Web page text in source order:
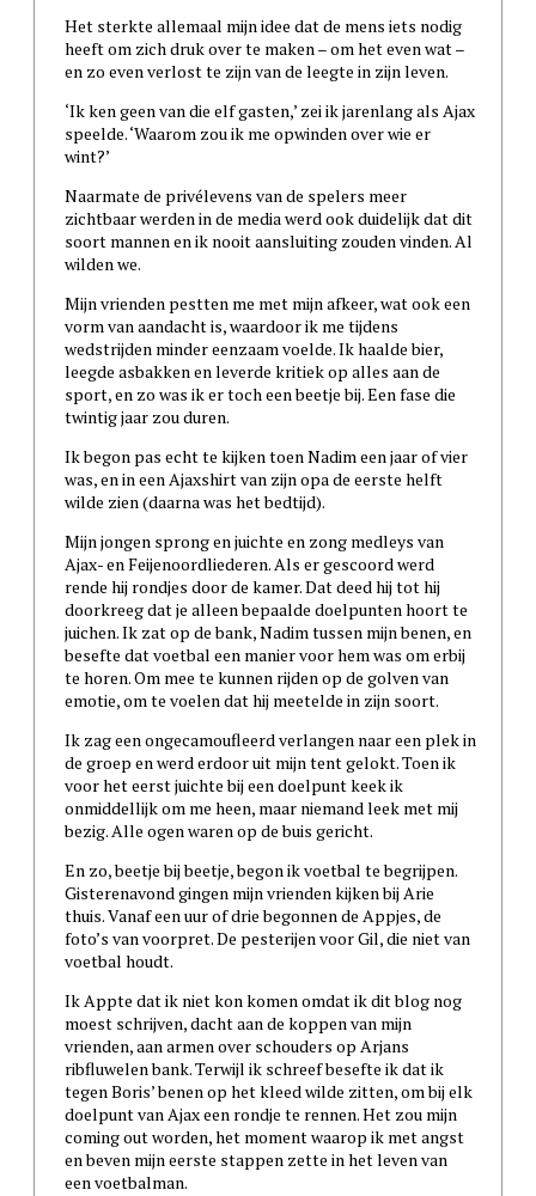
Het sterkte allemaal mijn idee dat de mens iets nodig
heeft om zich druk over te maken – om het even wat –
en zo even verlost te zijn van de leegte in zijn leven.
‘Ik ken geen van die elf gasten,’ zei ik jarenlang als Ajax
speelde. ‘Waarom zou ik me opwinden over wie er
wint?’
Naarmate de privélevens van de spelers meer
zichtbaar werden in de media werd ook duidelijk dat dit
soort mannen en ik nooit aansluiting zouden vinden. Al
wilden we.
Mijn vrienden pestten me met mijn afkeer, wat ook een
vorm van aandacht is, waardoor ik me tijdens
wedstrijden minder eenzaam voelde. Ik haalde bier,
leegde asbakken en leverde kritiek op alles aan de
sport, en zo was ik er toch een beetje bij. Een fase die
twintig jaar zou duren.
Ik begon pas echt te kijken toen Nadim een jaar of vier
was, en in een Ajaxshirt van zijn opa de eerste helft
wilde zien (daarna was het bedtijd).
Mijn jongen sprong en juichte en zong medleys van
Ajax- en Feijenoordliederen. Als er gescoord werd
rende hij rondjes door de kamer. Dat deed hij tot hij
doorkreeg dat je alleen bepaalde doelpunten hoort te
juichen. Ik zat op de bank, Nadim tussen mijn benen, en
besefte dat voetbal een manier voor hem was om erbij
te horen. Om mee te kunnen rijden op de golven van
emotie, om te voelen dat hij meetelde in zijn soort.
Ik zag een ongecamoufleerd verlangen naar een plek in
de groep en werd erdoor uit mijn tent gelokt. Toen ik
voor het eerst juichte bij een doelpunt keek ik
onmiddellijk om me heen, maar niemand leek met mij
bezig. Alle ogen waren op de buis gericht.
En zo, beetje bij beetje, begon ik voetbal te begrijpen.
Gisterenavond gingen mijn vrienden kijken bij Arie
thuis. Vanaf een uur of drie begonnen de Appjes, de
foto’s van voorpret. De pesterijen voor Gil, die niet van
voetbal houdt.
Ik Appte dat ik niet kon komen omdat ik dit blog nog
moest schrijven, dacht aan de koppen van mijn
vrienden, aan armen over schouders op Arjans
ribfluwelen bank. Terwijl ik schreef besefte ik dat ik
tegen Boris’ benen op het kleed wilde zitten, om bij elk
doelpunt van Ajax een rondje te rennen. Het zou mijn
coming out worden, het moment waarop ik met angst
en beven mijn eerste stappen zette in het leven van
een voetbalman.